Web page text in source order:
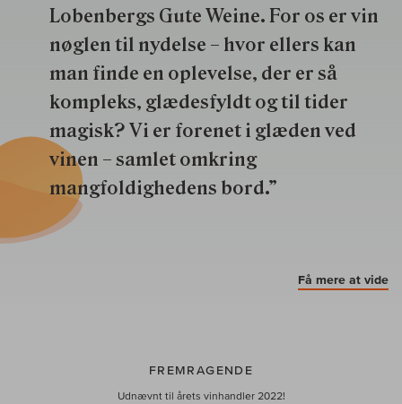
Lobenbergs Gute Weine. For os er vin
nøglen til nydelse – hvor ellers kan
man finde en oplevelse, der er så
kompleks, glædesfyldt og til tider
magisk? Vi er forenet i glæden ved
vinen – samlet omkring
mangfoldighedens bord.”
Få mere at vide
FREMRAGENDE
Udnævnt til årets vinhandler 2022!